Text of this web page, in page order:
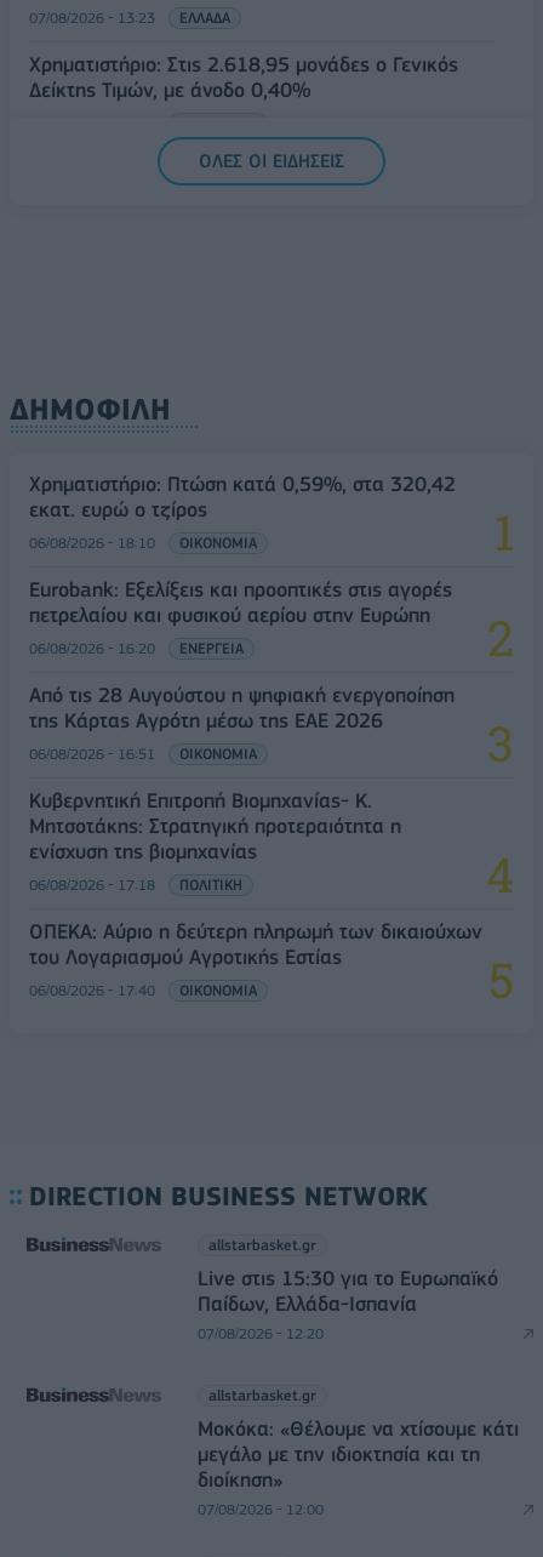
07/08/2026 - 13:23 ΕΛΛΑΔΑ
Χρηματιστήριο: Στις 2.618,95 μονάδες ο Γενικός
Δείκτης Τιμών, με άνοδο 0,40%
ΟΛΕΣ ΟΙ ΕΙΔΗΣΕΙΣ
ΔΗΜΟΦΙΛΗ
Χρηματιστήριο: Πτώση κατά 0,59%, στα 320,42
εκατ. ευρώ ο τζίρος
06/08/2026 - 18:10 ΟΙΚΟΝΟΜΙΑ
Eurobank: Εξελίξεις και προοπτικές στις αγορές
πετρελαίου και φυσικού αερίου στην Ευρώπη
06/08/2026 - 16:20 ΕΝΕΡΓΕΙΑ
Από τις 28 Αυγούστου η ψηφιακή ενεργοποίηση
της Κάρτας Αγρότη μέσω της ΕΑΕ 2026
06/08/2026 - 16:51 ΟΙΚΟΝΟΜΙΑ
Κυβερνητική Επιτροπή Βιομηχανίας- Κ.
Μητσοτάκης: Στρατηγική προτεραιότητα η
ενίσχυση της βιομηχανίας
06/08/2026 - 17:18 ΠΟΛΙΤΙΚΗ
ΟΠΕΚΑ: Αύριο η δεύτερη πληρωμή των δικαιούχων
του Λογαριασμού Αγροτικής Εστίας
06/08/2026 - 17:40 ΟΙΚΟΝΟΜΙΑ
DIRECTION BUSINESS NETWORK
allstarbasket.gr
Live στις 15:30 για το Ευρωπαϊκό
Παίδων, Ελλάδα-Ισπανία
07/08/2026 - 12:20
allstarbasket.gr
Μοκόκα: «Θέλουμε να χτίσουμε κάτι
μεγάλο με την ιδιοκτησία και τη
διοίκηση»
07/08/2026 - 12:00